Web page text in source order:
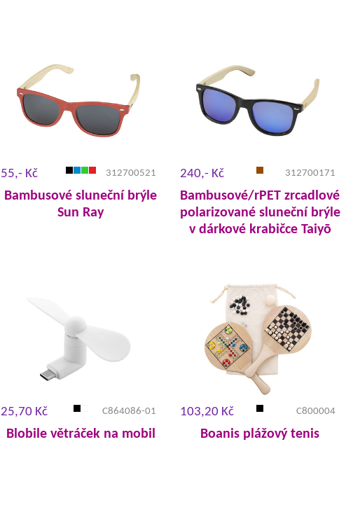
55,- Kč 312700521
Bambusové sluneční brýle
Sun Ray
240,- Kč 312700171
Bambusové/rPET zrcadlové
polarizované sluneční brýle
v dárkové krabičce Taiyō
25,70 Kč C864086-01
Blobile větráček na mobil
103,20 Kč C800004
Boanis plážový tenis